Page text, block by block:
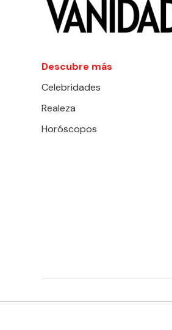
Descubre más
Celebridades
Realeza
Horóscopos
EDITORIAL TELEVISA S.A. DE